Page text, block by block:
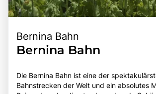
Bernina Bahn
Bernina Bahn
Die Bernina Bahn ist eine der
Bahnstrecken der Welt und ein absolutes